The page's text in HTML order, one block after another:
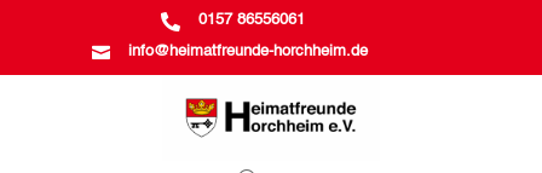
 0157 86556061
 info@heimatfreunde-horchheim.de